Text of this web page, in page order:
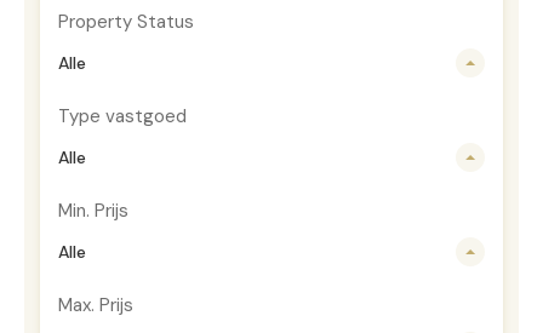
Property Status
Alle
Type vastgoed
Alle
Min. Prijs
Alle
Max. Prijs